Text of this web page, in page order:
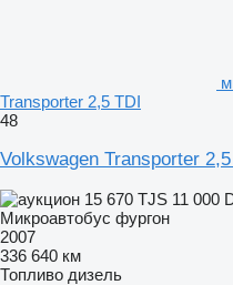
Transporter 2,5 TDI
48
Volkswagen Transporter
15 670 TJS 11 000
Микроавтобус фургон
2007
336 640 км
Топливо дизель